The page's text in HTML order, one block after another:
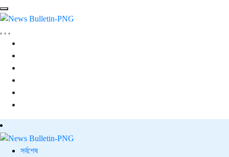
, , ,
সর্বশেষ